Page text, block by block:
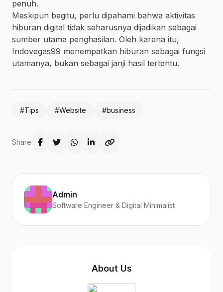
penuh.
Meskipun begitu, perlu dipahami bahwa aktivitas
hiburan digital tidak seharusnya dijadikan sebagai
sumber utama penghasilan. Oleh karena itu,
Indovegas99 menempatkan hiburan sebagai fungsi
utamanya, bukan sebagai janji hasil tertentu.
#Tips #Website #business
Share:
Admin
Software Engineer & Digital Minimalist
About Us